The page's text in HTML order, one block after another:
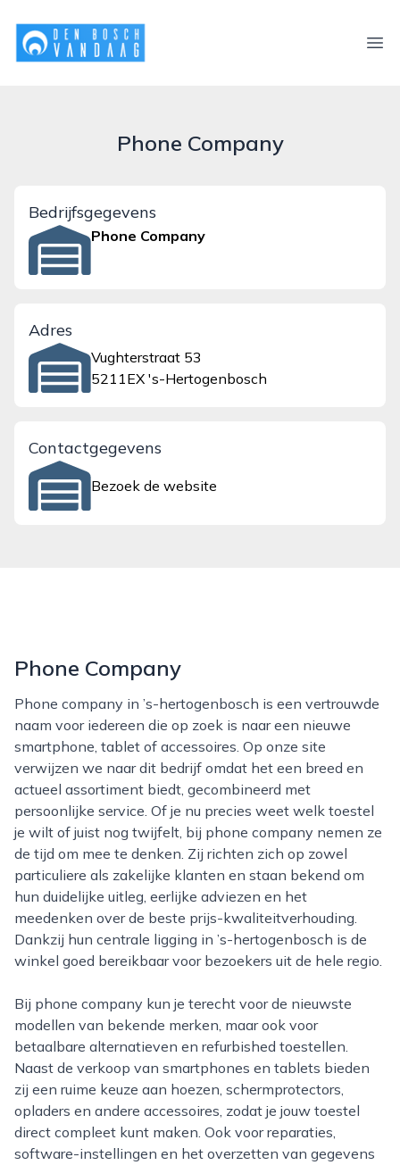
denboschvandaag.nl
Phone Company
Bedrijfsgegevens
Phone Company
Adres
Vughterstraat 53
5211EX 's-Hertogenbosch
Contactgegevens
Bezoek de website
Phone Company
Phone company in ’s-hertogenbosch is een vertrouwde
naam voor iedereen die op zoek is naar een nieuwe
smartphone, tablet of accessoires. Op onze site
verwijzen we naar dit bedrijf omdat het een breed en
actueel assortiment biedt, gecombineerd met
persoonlijke service. Of je nu precies weet welk toestel
je wilt of juist nog twijfelt, bij phone company nemen ze
de tijd om mee te denken. Zij richten zich op zowel
particuliere als zakelijke klanten en staan bekend om
hun duidelijke uitleg, eerlijke adviezen en het
meedenken over de beste prijs-kwaliteitverhouding.
Dankzij hun centrale ligging in ’s-hertogenbosch is de
winkel goed bereikbaar voor bezoekers uit de hele regio.
Bij phone company kun je terecht voor de nieuwste
modellen van bekende merken, maar ook voor
betaalbare alternatieven en refurbished toestellen.
Naast de verkoop van smartphones en tablets bieden
zij een ruime keuze aan hoezen, schermprotectors,
opladers en andere accessoires, zodat je jouw toestel
direct compleet kunt maken. Ook voor reparaties,
software-instellingen en het overzetten van gegevens